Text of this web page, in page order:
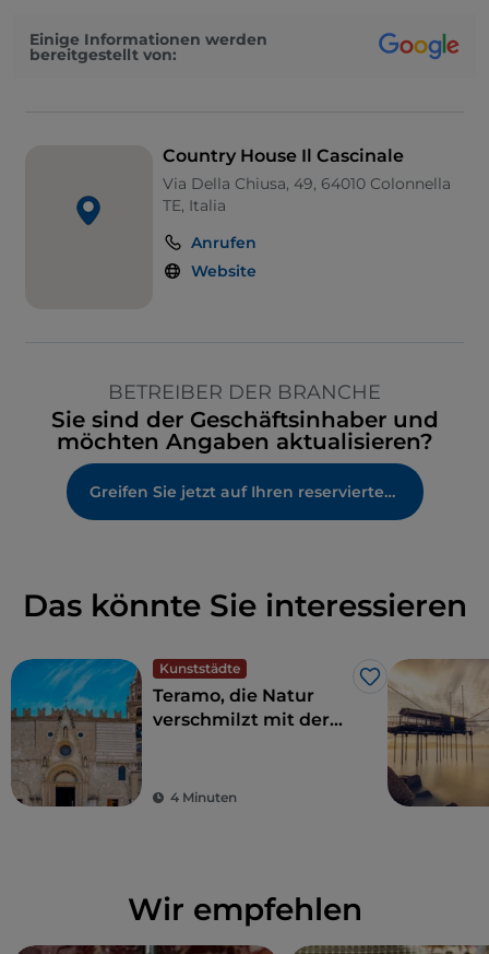
Einige Informationen werden
bereitgestellt von:
Country House Il Cascinale
Via Della Chiusa, 49, 64010 Colonnella
TE, Italia
Anrufen
Website
BETREIBER DER BRANCHE
Sie sind der Geschäftsinhaber und
möchten Angaben aktualisieren?
Greifen Sie jetzt auf Ihren reservierten Bereich zu
Das könnte Sie interessieren
Kunststädte
Like
Teramo, die Natur
verschmilzt mit der
4 Minuten
Wir empfehlen